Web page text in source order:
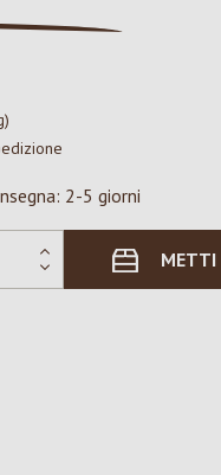
2-5 giorni
METTI